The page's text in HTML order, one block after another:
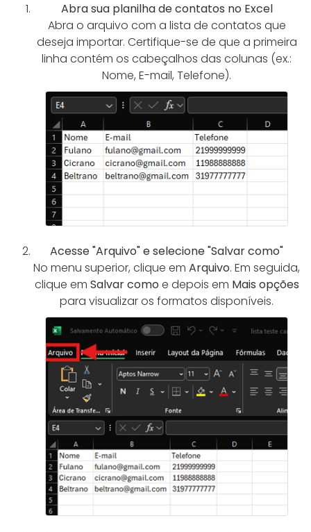
Abra sua planilha de contatos no Excel
Abra o arquivo com a lista de contatos que
deseja importar. Certifique-se de que a primeira
linha contém os cabeçalhos das colunas (ex.:
Nome, E-mail, Telefone).
Acesse "Arquivo" e selecione "Salvar como"
No menu superior, clique em Arquivo. Em seguida,
clique em Salvar como e depois em Mais opções
para visualizar os formatos disponíveis.